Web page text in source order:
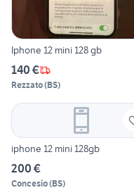
Iphone 12 mini 128 gb
140 €
Rezzato(BS)
iphone 12 mini 128gb
200 €
Concesio(BS)